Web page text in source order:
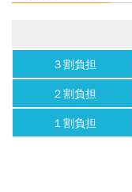
３割負担
２割負担
１割負担